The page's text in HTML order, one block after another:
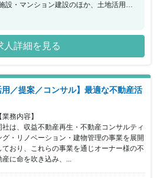
設・マンション建設のほか、土地活用の
施設・介護施設・フィットネス施設の運
しており、直近5年間で売上を2倍以上に
集では、建築施工管理として現場でご活
します。1現場2～3人チームで担当制で
ただける環境です。マンション（15階建
、病院、スポーツ施設）＝9：1、また
ン』『屋上菜園付分譲マンション』『レ
』など特色ある案件も手掛けています。
豊富にあり、大きな裁量で進めることが
案件が4割を占め100％元請工事となりま
人詳細を見る
／提案／コンサル】最適な不動産活
【業務内容】
社は、収益不動産再生・不動産コンサルティ
グ・リノベーション・建物管理の事業を展開
ており、これらの事業を通じオーナー様の不
産に命を吹き込み、...